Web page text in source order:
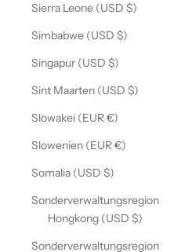
Sierra Leone (USD $)
Simbabwe (USD $)
Singapur (USD $)
Sint Maarten (USD $)
Slowakei (EUR €)
Slowenien (EUR €)
Somalia (USD $)
Sonderverwaltungsregion
Hongkong (USD $)
Sonderverwaltungsregion